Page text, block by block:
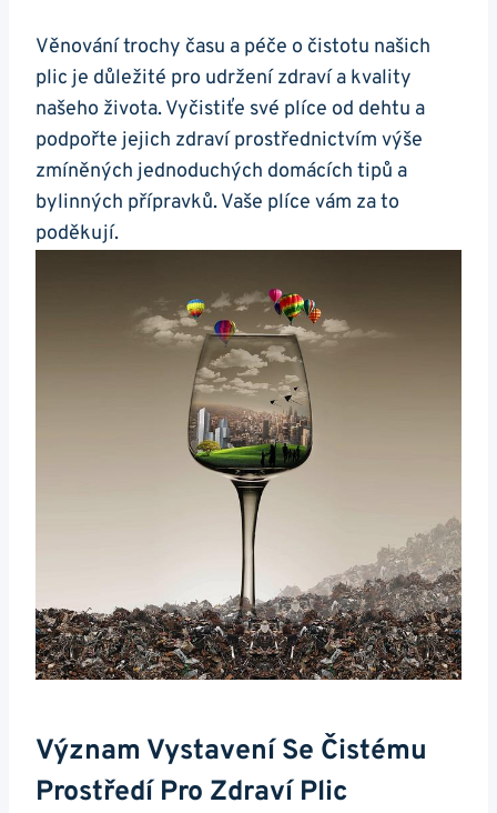
Věnování trochy času a⁢ péče o⁣ čistotu ⁢našich
plic je důležité pro udržení zdraví a kvality
našeho života. ⁤Vyčistiťe své​ plíce od dehtu a⁢
podpořte jejich⁤ zdraví prostřednictvím výše
zmíněných jednoduchých domácích‍ tipů a
bylinných přípravků. Vaše plíce vám za to
poděkují.
Význam ​vystavení Se Čistému
Prostředí ⁤pro ‍zdraví Plic